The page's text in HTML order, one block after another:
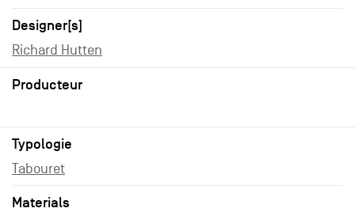
Designer[s]
Richard Hutten
Producteur
Typologie
Tabouret
Materials